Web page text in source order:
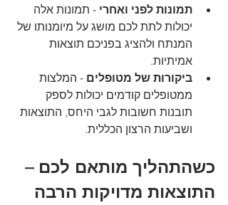
תמונות לפני ואחרי - תמונות אלה
יכולות לתת לכם מושג על מיומנותו של
המנתח ולהציג בפניכם תוצאות
אמיתיות.
ביקורות של מטופלים - המלצות
ממטופלים קודמים יכולות לספק
תובנות חשובות לגבי היחס, התוצאות
ושביעות הרצון הכללית.
כשהתהליך מותאם לכם –
התוצאות מדויקות הרבה